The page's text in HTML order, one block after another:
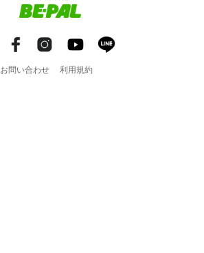
お問い合わせ 利用規約